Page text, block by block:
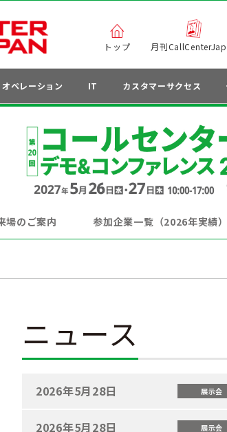
トップ 月刊
オペレーション IT カスタマーサクセス
場のご案内 参加企業一覧（2026年実績）
ニュース
2026年5月28日 展示会
2026年5月28日 展示会